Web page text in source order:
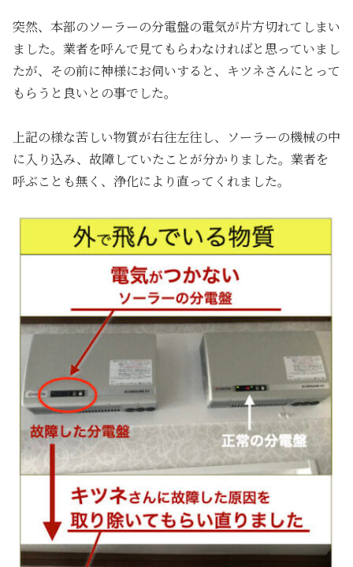
突然、本部のソーラーの分電盤の電気が片方切れてしまい
ました。業者を呼んで見てもらわなければと思っていまし
たが、その前に神様にお伺いすると、キツネさんにとって
もらうと良いとの事でした。
上記の様な苦しい物質が右往左往し、ソーラーの機械の中
に入り込み、故障していたことが分かりました。業者を
呼ぶことも無く、浄化により直ってくれました。